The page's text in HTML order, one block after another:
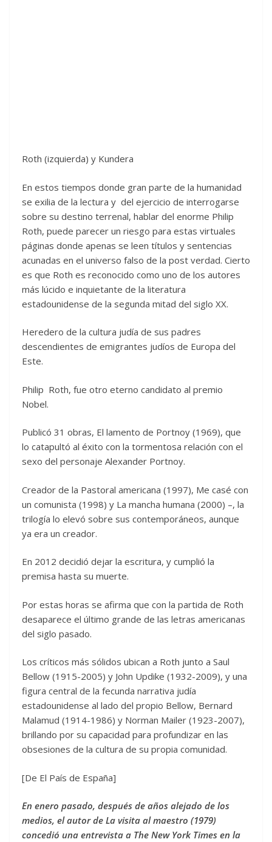
Roth (izquierda) y Kundera
En estos tiempos donde gran parte de la humanidad
se exilia de la lectura y del ejercicio de interrogarse
sobre su destino terrenal, hablar del enorme Philip
Roth, puede parecer un riesgo para estas virtuales
páginas donde apenas se leen títulos y sentencias
acunadas en el universo falso de la post verdad. Cierto
es que Roth es reconocido como uno de los autores
más lúcido e inquietante de la literatura
estadounidense de la segunda mitad del siglo XX.
Heredero de la cultura judía de sus padres
descendientes de emigrantes judíos de Europa del
Este.
Philip Roth, fue otro eterno candidato al premio
Nobel.
Publicó 31 obras, El lamento de Portnoy (1969), que
lo catapultó al éxito con la tormentosa relación con el
sexo del personaje Alexander Portnoy.
Creador de la Pastoral americana (1997), Me casé con
un comunista (1998) y La mancha humana (2000) –, la
trilogía lo elevó sobre sus contemporáneos, aunque
ya era un creador.
En 2012 decidió dejar la escritura, y cumplió la
premisa hasta su muerte.
Por estas horas se afirma que con la partida de Roth
desaparece el último grande de las letras americanas
del siglo pasado.
Los críticos más sólidos ubican a Roth junto a Saul
Bellow (1915-2005) y John Updike (1932-2009), y una
figura central de la fecunda narrativa judía
estadounidense al lado del propio Bellow, Bernard
Malamud (1914-1986) y Norman Mailer (1923-2007),
brillando por su capacidad para profundizar en las
obsesiones de la cultura de su propia comunidad.
[De El País de España]
En enero pasado, después de años alejado de los
medios, el autor de La visita al maestro (1979)
concedió una entrevista a The New York Times en la